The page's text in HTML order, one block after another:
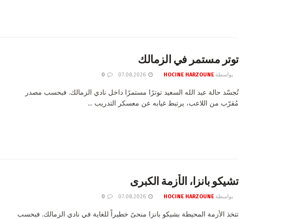
توتر مستمر في الزمالك
بواسطة HOCINE HARZOUNE
تُجسّد حالة عبد الله السعيد توترًا مستمرًا داخل نادي الزمالك. فبحسب مصدر
مُقرّب من اللاعب، يرتبط غيابه عن معسكر التدريب ...
تشيكو بانزا، الأزمة الكبرى
بواسطة HOCINE HARZOUNE
تتخذ الأزمة المحيطة بشيكو بانزا منحىً خطيراً للغاية في نادي الزمالك. فبحسب